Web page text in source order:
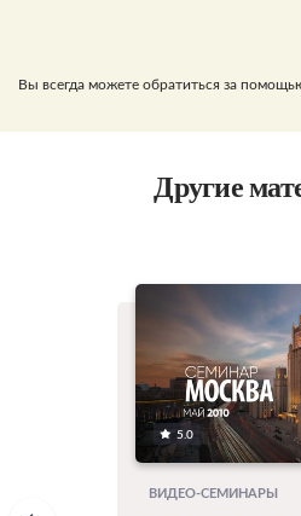
Вы всегда можете обратиться за
Другие
5.0
ВИДЕО-СЕМИНАРЫ